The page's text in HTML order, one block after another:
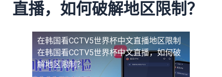
直播，如何破解地区限制？
在韩国看CCTV5世界杯中文直播地区限制
在韩国看CCTV5世界杯中文直播，如何破
解地区限制？